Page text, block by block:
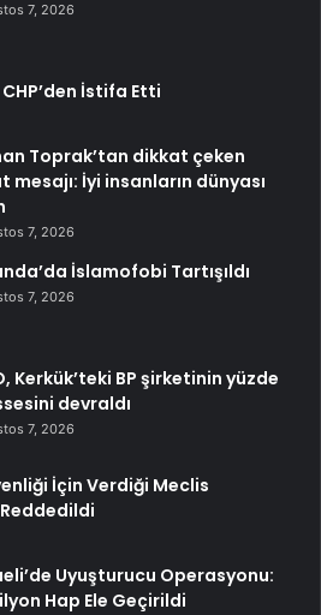
7, 2026
İstifa Etti
Toprak’tan dikkat çeken
mesajı: İyi insanların dünyası
7, 2026
İslamofobi Tartışıldı
7, 2026
Kerkük’teki BP şirketinin yüzde
devraldı
7, 2026
İçin Verdiği Meclis
Uyuşturucu Operasyonu:
Hap Ele Geçirildi